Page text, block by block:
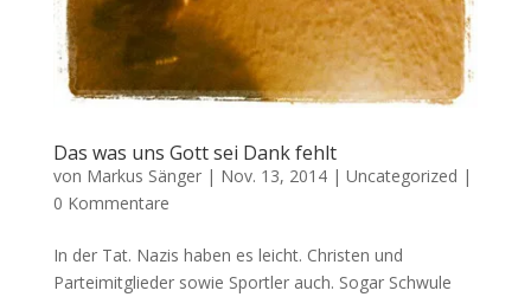
Das was uns Gott sei Dank fehlt
von Markus Sänger| Nov. 13, 2014| Uncategorized |
0 Kommentare
In der Tat. Nazis haben es leicht. Christen und
Parteimitglieder sowie Sportler auch. Sogar Schwule